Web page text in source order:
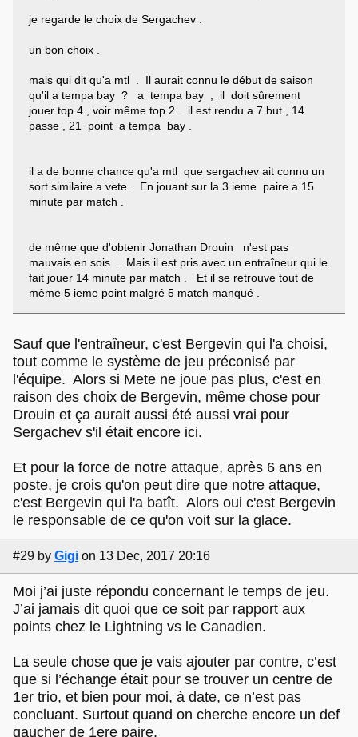
je regarde le choix de Sergachev .
un bon choix .
mais qui dit qu'a mtl . Il aurait connu le début de saison
qu'il a tempa bay ? a tempa bay , il doit sûrement
jouer top 4 , voir même top 2 . il est rendu a 7 but , 14
passe , 21 point a tempa bay .
il a de bonne chance qu'a mtl que sergachev ait connu un
sort similaire a vete . En jouant sur la 3 ieme paire a 15
minute par match .
de même que d'obtenir Jonathan Drouin n'est pas
mauvais en sois . Mais il est pris avec un entraîneur qui le
fait jouer 14 minute par match . Et il se retrouve tout de
même 5 ieme point malgré 5 match manqué .
Sauf que l'entraîneur, c'est Bergevin qui l'a choisi,
tout comme le système de jeu préconisé par
l'équipe. Alors si Mete ne joue pas plus, c'est en
raison des choix de Bergevin, même chose pour
Drouin et ça aurait aussi été aussi vrai pour
Sergachev s'il était encore ici.
Et pour la force de notre attaque, après 6 ans en
poste, je crois qu'on peut dire que notre attaque,
c'est Bergevin qui l'a batît. Alors oui c'est Bergevin
le responsable de ce qu'on voit sur la glace.
#29 by Gigi on 13 Dec, 2017 20:16
Moi j’ai juste répondu concernant le temps de jeu.
J’ai jamais dit quoi que ce soit par rapport aux
points chez le Lightning vs le Canadien.
La seule chose que je vais ajouter par contre, c’est
que si l’échange était pour se trouver un centre de
1er trio, et bien pour moi, à date, ce n’est pas
concluant. Surtout quand on cherche encore un def
gaucher de 1ere paire.